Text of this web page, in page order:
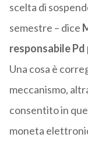
scelta di
semestre – dice
responsabile
Una cosa è
meccanismo,
consentito in
moneta